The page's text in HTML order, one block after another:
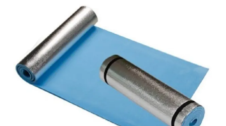
Рекламации и замена на производ
Сите производи
Услови за користење